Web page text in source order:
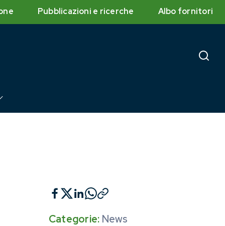
Pubblicazioni e ricerche Albo fornitori
Categorie: News